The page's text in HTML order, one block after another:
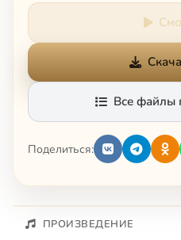
Все файлы
Поделиться:
ПРОИЗВЕДЕНИЕ